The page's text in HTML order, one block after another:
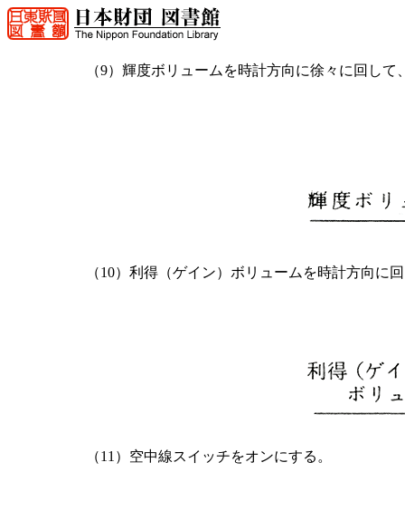
（9）輝度ボリュームを時計方向に徐々に回し
（10）利得（ゲイン）ボリュームを時計方向に
（11）空中線スイッチをオンにする。